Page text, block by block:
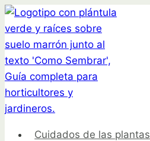
Saltar
al
contenido
Cuidados de las plantas